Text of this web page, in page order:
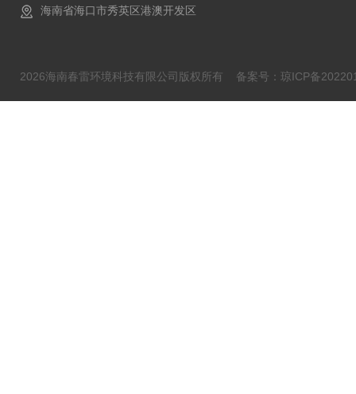
海南省海口市秀英区港澳开发区
2026海南春雷环境科技有限公司版权所有 备案号：琼ICP备